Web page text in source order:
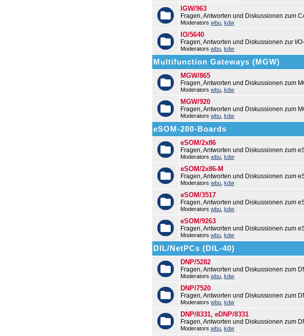
IGW/963
Fragen, Antworten und Diskussionen zum
Moderators wbu kdw
IO/5640
Fragen, Antworten und Diskussionen zur I/
Moderators wbu kdw
Multifunction Gateways (MGW)
MGW/865
Fragen, Antworten und Diskussionen zum
Moderators wbu kdw
MGW/920
Fragen, Antworten und Diskussionen zum
Moderators wbu kdw
eSOM-200-Boards
eSOM/2x86
Fragen, Antworten und Diskussionen zum
Moderators wbu kdw
eSOM/2x86-M
Fragen, Antworten und Diskussionen zum
Moderators wbu kdw
eSOM/3517
Fragen, Antworten und Diskussionen zum
Moderators wbu kdw
eSOM/9263
Fragen, Antworten und Diskussionen zum
Moderators wbu kdw
DIL/NetPCs (DIL-40)
DNP/5282
Fragen, Antworten und Diskussionen zum
Moderators wbu kdw
DNP/7520
Fragen, Antworten und Diskussionen zum
Moderators wbu kdw
DNP/8331, eDNP/8331
Fragen, Antworten und Diskussionen zum
Moderators wbu kdw